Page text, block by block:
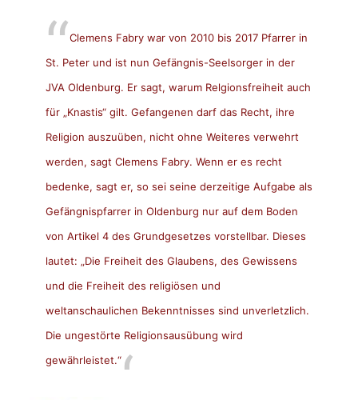
Clemens Fabry war von 2010 bis 2017 Pfarrer in
St. Peter und ist nun Gefängnis-Seelsorger in der
JVA Oldenburg. Er sagt, warum Relgionsfreiheit auch
für „Knastis“ gilt. Gefangenen darf das Recht, ihre
Religion auszuüben, nicht ohne Weiteres verwehrt
werden, sagt Clemens Fabry. Wenn er es recht
bedenke, sagt er, so sei seine derzeitige Aufgabe als
Gefängnispfarrer in Oldenburg nur auf dem Boden
von Artikel 4 des Grundgesetzes vorstellbar. Dieses
lautet: „Die Freiheit des Glaubens, des Gewissens
und die Freiheit des religiösen und
weltanschaulichen Bekenntnisses sind unverletzlich.
Die ungestörte Religionsausübung wird
gewährleistet.“